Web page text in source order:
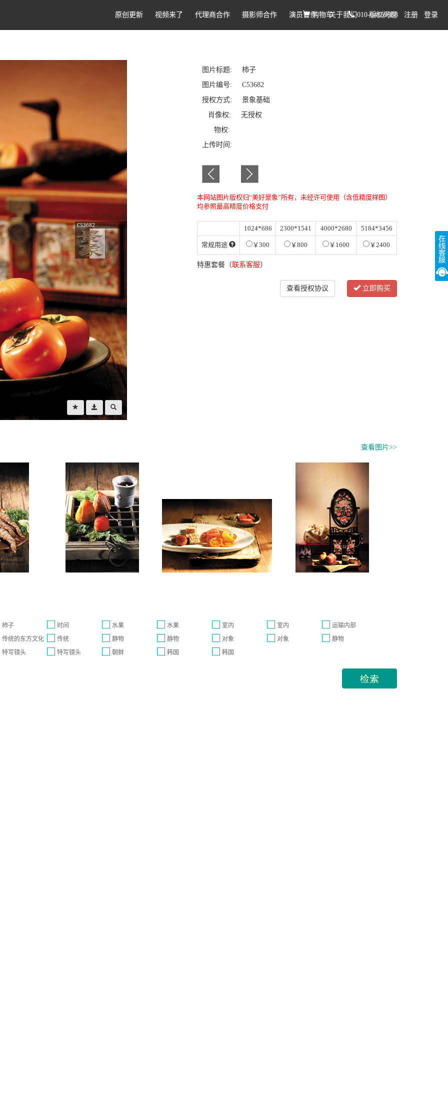
原创更新 视频来了 代理商合作 摄影师合作 演员合作 关于我们 版权问题
购物车 010-64159988 注册 登录
图片标题: 柿子
图片编号: C53682
授权方式: 景象基础
肖像权: 无授权
物权:
上传时间:
本网站图片版权归“美好景象”所有，未经许可使用（含低精度样图）
均参照最高精度价格支付
1024*686 2300*1541 4000*2680 5184*3456
常规用途 ￥300 ￥800 ￥1600 ￥2400
特惠套餐（联系客服）
查看授权协议 立即购买
查看图片>>
柿子 时间 水果 水果 室内 室内
运输内部
传统的东方文化
传统 静物 静物 对象 对象
静物
特写镜头
特写镜头 朝鲜 韩国 韩国